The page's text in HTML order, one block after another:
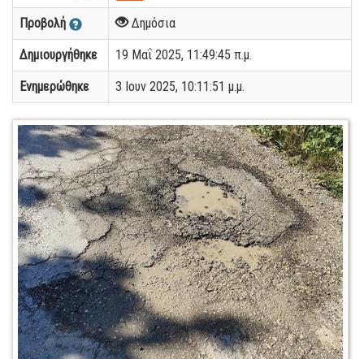
Προβολή Δημόσια
Δημιουργήθηκε 19 Μαΐ 2025, 11:49:45 π.μ.
Ενημερώθηκε 3 Ιουν 2025, 10:11:51 μ.μ.